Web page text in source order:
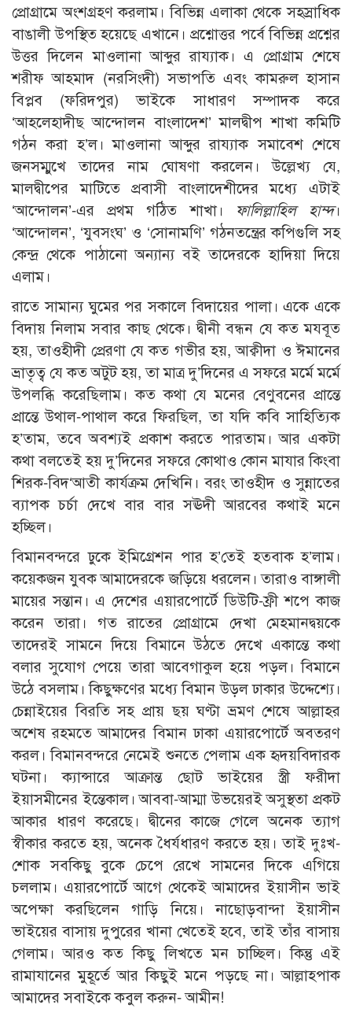
প্রোগ্রামে অংশগ্রহণ করলাম। বিভিন্ন এলাকা থেকে সহস্রাধিক
বাঙালী উপস্থিত হয়েছে এখানে। প্রশ্নোত্তর পর্বে বিভিন্ন প্রশ্নের
উত্তর দিলেন মাওলানা আব্দুর রায্যাক। এ প্রোগ্রাম শেষে
শরীফ আহমাদ (নরসিংদী) সভাপতি এবং কামরুল হাসান
বিপ্লব (ফরিদপুর) ভাইকে সাধারণ সম্পাদক করে
‘আহলেহাদীছ আন্দোলন বাংলাদেশ’ মালদ্বীপ শাখা কমিটি
গঠন করা হ’ল। মাওলানা আব্দুর রায্যাক সমাবেশ শেষে
জনসম্মুখে তাদের নাম ঘোষণা করলেন। উল্লেখ্য যে,
মালদ্বীপের মাটিতে প্রবাসী বাংলাদেশীদের মধ্যে এটাই
‘আন্দোলন’-এর প্রথম গঠিত শাখা। ফালিল্লাহিল হাম্দ।
‘আন্দোলন’, ‘যুবসংঘ’ ও ‘সোনামণি’ গঠনতন্ত্রের কপিগুলি সহ
কেন্দ্র থেকে পাঠানো অন্যান্য বই তাদেরকে হাদিয়া দিয়ে
এলাম।
রাতে সামান্য ঘুমের পর সকালে বিদায়ের পালা। একে একে
বিদায় নিলাম সবার কাছ থেকে। দ্বীনী বন্ধন যে কত মযবূত
হয়, তাওহীদী প্রেরণা যে কত গভীর হয়, আক্বীদা ও ঈমানের
ভ্রাতৃত্ব যে কত অটুট হয়, তা মাত্র দু’দিনের এ সফরে মর্মে মর্মে
উপলব্ধি করেছিলাম। কত কথা যে মনের বেণুবনের প্রান্তে
প্রান্তে উথাল-পাথাল করে ফিরছিল, তা যদি কবি সাহিত্যিক
হ’তাম, তবে অবশ্যই প্রকাশ করতে পারতাম। আর একটা
কথা বলতেই হয় দু’দিনের সফরে কোথাও কোন মাযার কিংবা
শিরক-বিদ‘আতী কার্যক্রম দেখিনি। বরং তাওহীদ ও সুন্নাতের
ব্যাপক চর্চা দেখে বার বার সঊদী আরবের কথাই মনে
হচ্ছিল।
বিমানবন্দরে ঢুকে ইমিগ্রেশন পার হ’তেই হতবাক হ’লাম।
কয়েকজন যুবক আমাদেরকে জড়িয়ে ধরলেন। তারাও বাঙ্গালী
মায়ের সন্তান। এ দেশের এয়ারপোর্টে ডিউটি-ফ্রী শপে কাজ
করেন তারা। গত রাতের প্রোগ্রামে দেখা মেহমানদ্বয়কে
তাদেরই সামনে দিয়ে বিমানে উঠতে দেখে একান্তে কথা
বলার সুযোগ পেয়ে তারা আবেগাকুল হয়ে পড়ল। বিমানে
উঠে বসলাম। কিছুক্ষণের মধ্যে বিমান উড়ল ঢাকার উদ্দেশ্যে।
চেন্নাইয়ের বিরতি সহ প্রায় ছয় ঘণ্টা ভ্রমণ শেষে আল্লাহর
অশেষ রহমতে আমাদের বিমান ঢাকা এয়ারপোর্টে অবতরণ
করল। বিমানবন্দরে নেমেই শুনতে পেলাম এক হৃদয়বিদারক
ঘটনা। ক্যান্সারে আক্রান্ত ছোট ভাইয়ের স্ত্রী ফরীদা
ইয়াসমীনের ইন্তেকাল। আববা-আম্মা উভয়েরই অসুস্থতা প্রকট
আকার ধারণ করেছে। দ্বীনের কাজে গেলে অনেক ত্যাগ
স্বীকার করতে হয়, অনেক ধৈর্যধারণ করতে হয়। তাই দুঃখ-
শোক সবকিছু বুকে চেপে রেখে সামনের দিকে এগিয়ে
চললাম। এয়ারপোর্টে আগে থেকেই আমাদের ইয়াসীন ভাই
অপেক্ষা করছিলেন গাড়ি নিয়ে। নাছোড়বান্দা ইয়াসীন
ভাইয়ের বাসায় দুপুরের খানা খেতেই হবে, তাই তাঁর বাসায়
গেলাম। আরও কত কিছু লিখতে মন চাচ্ছিল। কিন্তু এই
রামাযানের মুহূর্তে আর কিছুই মনে পড়ছে না। আল্লাহপাক
আমাদের সবাইকে কবুল করুন- আমীন!